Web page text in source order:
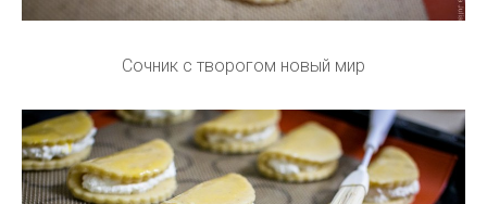
Сочник с творогом новый мир